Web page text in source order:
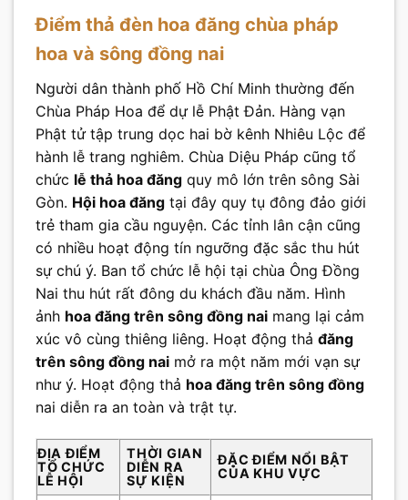
Điểm thả đèn hoa đăng chùa pháp
hoa và sông đồng nai
Người dân thành phố Hồ Chí Minh thường đến
Chùa Pháp Hoa để dự lễ Phật Đản. Hàng vạn
Phật tử tập trung dọc hai bờ kênh Nhiêu Lộc để
hành lễ trang nghiêm. Chùa Diệu Pháp cũng tổ
chức lễ thả hoa đăng quy mô lớn trên sông Sài
Gòn. Hội hoa đăng tại đây quy tụ đông đảo giới
trẻ tham gia cầu nguyện. Các tỉnh lân cận cũng
có nhiều hoạt động tín ngưỡng đặc sắc thu hút
sự chú ý. Ban tổ chức lễ hội tại chùa Ông Đồng
Nai thu hút rất đông du khách đầu năm. Hình
ảnh hoa đăng trên sông đồng nai mang lại cảm
xúc vô cùng thiêng liêng. Hoạt động thả đăng
trên sông đồng nai mở ra một năm mới vạn sự
như ý. Hoạt động thả hoa đăng trên sông đồng
nai diễn ra an toàn và trật tự.
ĐỊA ĐIỂM
TỔ CHỨC
LỄ HỘI
THỜI GIAN
DIỄN RA
SỰ KIỆN
ĐẶC ĐIỂM NỔI BẬT
CỦA KHU VỰC